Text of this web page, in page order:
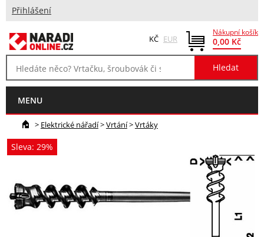
Přihlášení
Nákupní košík
0,00 Kč
KČ EUR
MENU
> Elektrické nářadí>Vrtání>Vrtáky
Sleva: 29%